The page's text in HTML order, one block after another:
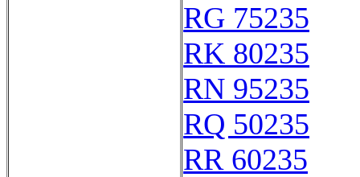
RG 75235
RK 80235
RN 95235
RQ 50235
RR 60235